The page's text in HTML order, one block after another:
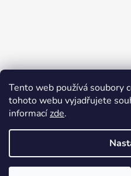
Tento web používá soubory
tohoto webu vyjadřujete
informacízde.
Přijímáme online